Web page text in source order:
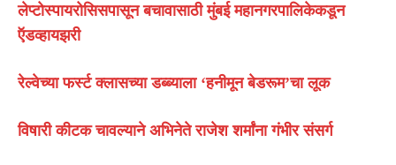
लेप्टोस्पायरोसिसपासून बचावासाठी मुंबई महानगरपालिकेकडून
ऍडव्हायझरी
रेल्वेच्या फर्स्ट क्लासच्या डब्ब्याला ‘हनीमून बेडरूम’चा लूक
विषारी कीटक चावल्याने अभिनेते राजेश शर्मांना गंभीर संसर्ग